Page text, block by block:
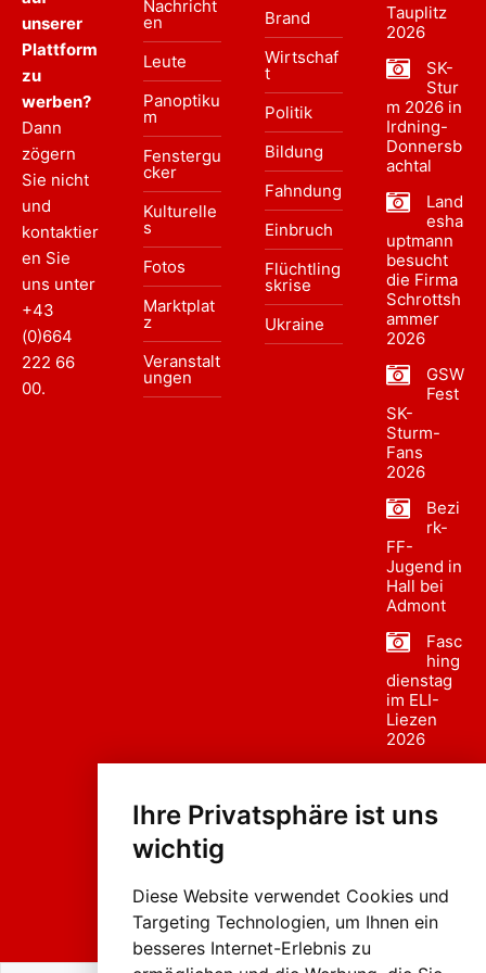
Ihre Privatsphäre ist uns
wichtig
Diese Website verwendet Cookies und
Targeting Technologien, um Ihnen ein
besseres Internet-Erlebnis zu
unserer
Plattform
zu
werben?
Dann
zögern
Sie nicht
und
kontaktier
en Sie
uns unter
+43
(0)664
222 66
00.
Nachricht
en
Leute
Panoptiku
m
Fenstergu
cker
Kulturelle
s
Fotos
Marktplat
z
Veranstalt
ungen
Brand
Wirtschaf
t
Politik
Bildung
Fahndung
Einbruch
Flüchtling
skrise
Ukraine
Tauplitz
2026
SK-
Stur
m 2026 in
Irdning-
Donnersb
achtal
Land
esha
uptmann
besucht
die Firma
Schrottsh
ammer
2026
GSW
Fest
SK-
Sturm-
Fans
2026
Bezi
rk-
FF-
Jugend in
Hall bei
Admont
Fasc
hing
dienstag
im ELI-
Liezen
2026
sumzug
Liezen